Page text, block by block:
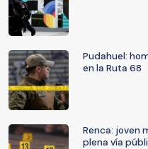
Pudahuel:
en la Ruta 68
Renca: joven
plena vía